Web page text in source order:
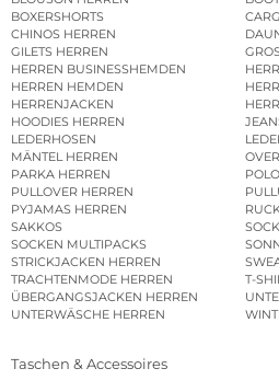
BOXERSHORTS
CHINOS HERREN
GILETS HERREN
HERREN BUSINESSHEMDEN
HERREN HEMDEN
HERRENJACKEN
HOODIES HERREN
LEDERHOSEN
MÄNTEL HERREN
PARKA HERREN
PULLOVER HERREN
PYJAMAS HERREN
SAKKOS
SOCKEN MULTIPACKS
STRICKJACKEN HERREN
TRACHTENMODE HERREN
T-
ÜBERGANGSJACKEN HERREN
UNTERWÄSCHE HERREN
Taschen & Accessoires